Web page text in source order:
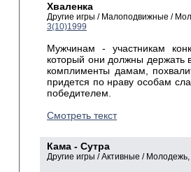
Хваленка
Другие игры / Малоподвижные /
3(10)1999
Мужчинам - участникам
который они должны держать
комплименты дамам,
придется по нраву особам
победителем.
Смотреть текст
Кама - Сутра
Другие игры / Активные /